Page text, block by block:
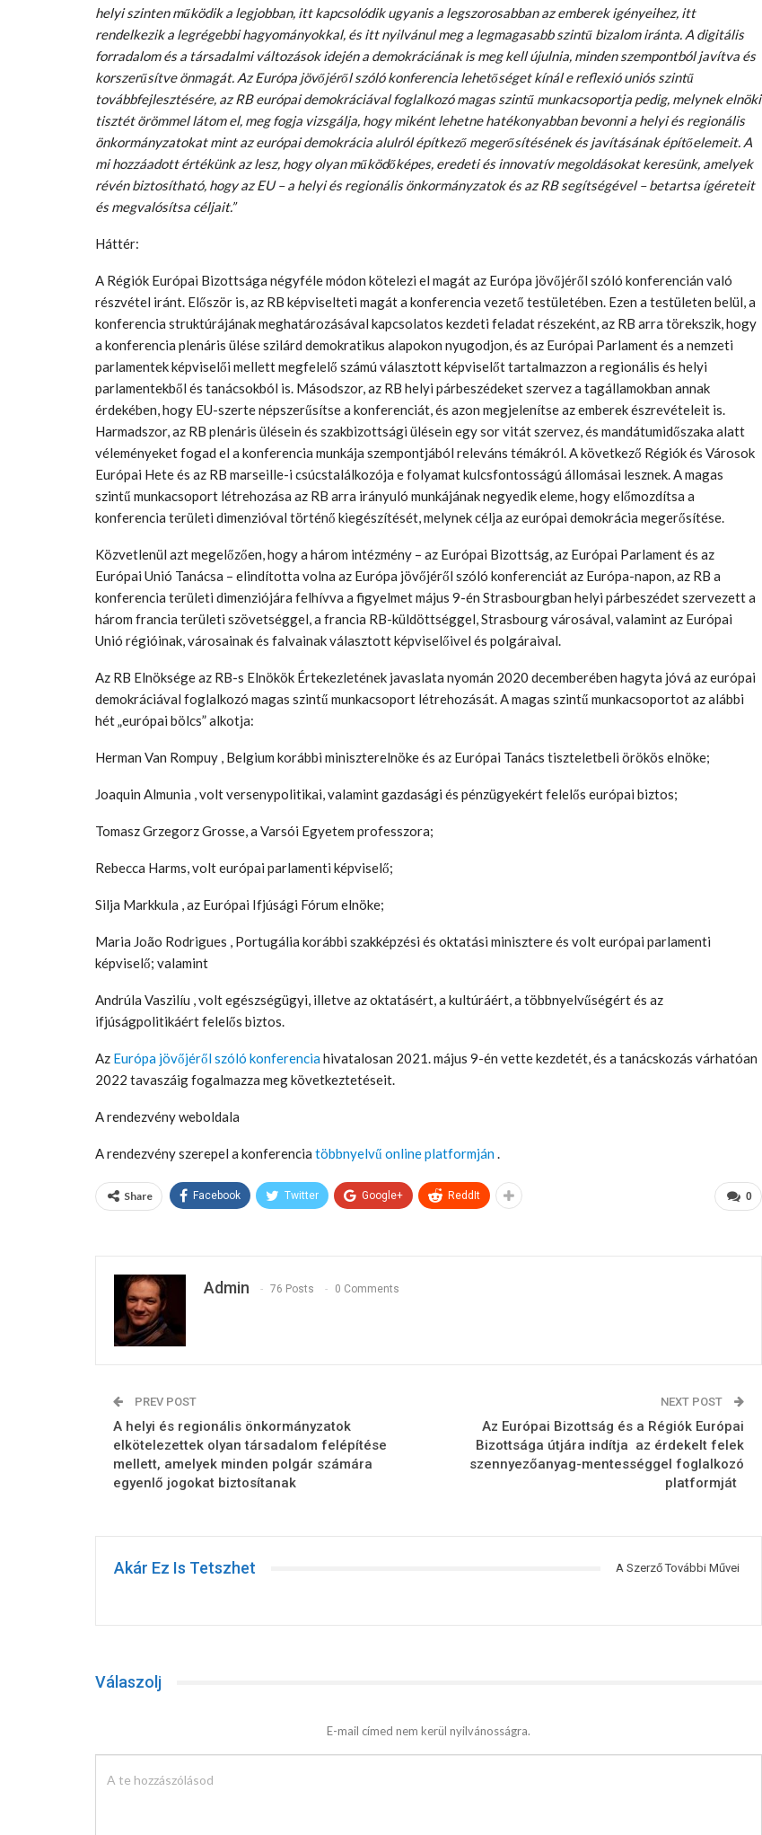
helyi szinten működik a legjobban, itt kapcsolódik ugyanis a legszorosabban az emberek igényeihez, itt
rendelkezik a legrégebbi hagyományokkal, és itt nyilvánul meg a legmagasabb szintű bizalom iránta. A digitális
forradalom és a társadalmi változások idején a demokráciának is meg kell újulnia, minden szempontból javítva és
korszerűsítve önmagát. Az Európa jövőjéről szóló konferencia lehetőséget kínál e reflexió uniós szintű
továbbfejlesztésére, az RB európai demokráciával foglalkozó magas szintű munkacsoportja pedig, melynek elnöki
tisztét örömmel látom el, meg fogja vizsgálja, hogy miként lehetne hatékonyabban bevonni a helyi és regionális
önkormányzatokat mint az európai demokrácia alulról építkező megerősítésének és javításának építőelemeit. A
mi hozzáadott értékünk az lesz, hogy olyan működőképes, eredeti és innovatív megoldásokat keresünk, amelyek
révén biztosítható, hogy az EU – a helyi és regionális önkormányzatok és az RB segítségével – betartsa ígéreteit
és megvalósítsa céljait.”
Háttér:
A Régiók Európai Bizottsága négyféle módon kötelezi el magát az Európa jövőjéről szóló konferencián való
részvétel iránt. Először is, az RB képviselteti magát a konferencia vezető testületében. Ezen a testületen belül, a
konferencia struktúrájának meghatározásával kapcsolatos kezdeti feladat részeként, az RB arra törekszik, hogy
a konferencia plenáris ülése szilárd demokratikus alapokon nyugodjon, és az Európai Parlament és a nemzeti
parlamentek képviselői mellett megfelelő számú választott képviselőt tartalmazzon a regionális és helyi
parlamentekből és tanácsokból is. Másodszor, az RB helyi párbeszédeket szervez a tagállamokban annak
érdekében, hogy EU-szerte népszerűsítse a konferenciát, és azon megjelenítse az emberek észrevételeit is.
Harmadszor, az RB plenáris ülésein és szakbizottsági ülésein egy sor vitát szervez, és mandátumidőszaka alatt
véleményeket fogad el a konferencia munkája szempontjából releváns témákról. A következő Régiók és Városok
Európai Hete és az RB marseille-i csúcstalálkozója e folyamat kulcsfontosságú állomásai lesznek. A magas
szintű munkacsoport létrehozása az RB arra irányuló munkájának negyedik eleme, hogy előmozdítsa a
konferencia területi dimenzióval történő kiegészítését, melynek célja az európai demokrácia megerősítése.
Közvetlenül azt megelőzően, hogy a három intézmény – az Európai Bizottság, az Európai Parlament és az
Európai Unió Tanácsa – elindította volna az Európa jövőjéről szóló konferenciát az Európa-napon, az RB a
konferencia területi dimenziójára felhívva a figyelmet május 9-én Strasbourgban helyi párbeszédet szervezett a
három francia területi szövetséggel, a francia RB-küldöttséggel, Strasbourg városával, valamint az Európai
Unió régióinak, városainak és falvainak választott képviselőivel és polgáraival.
Az RB Elnöksége az RB-s Elnökök Értekezletének javaslata nyomán 2020 decemberében hagyta jóvá az európai
demokráciával foglalkozó magas szintű munkacsoport létrehozását. A magas szintű munkacsoportot az alábbi
hét „európai bölcs” alkotja:
Herman Van Rompuy , Belgium korábbi miniszterelnöke és az Európai Tanács tiszteletbeli örökös elnöke;
Joaquin Almunia , volt versenypolitikai, valamint gazdasági és pénzügyekért felelős európai biztos;
Tomasz Grzegorz Grosse, a Varsói Egyetem professzora;
Rebecca Harms, volt európai parlamenti képviselő;
Silja Markkula , az Európai Ifjúsági Fórum elnöke;
Maria João Rodrigues , Portugália korábbi szakképzési és oktatási minisztere és volt európai parlamenti
képviselő; valamint
Andrúla Vaszilíu , volt egészségügyi, illetve az oktatásért, a kultúráért, a többnyelvűségért és az
ifjúságpolitikáért felelős biztos.
Az Európa jövőjéről szóló konferenciahivatalosan 2021. május 9-én vette kezdetét, és a tanácskozás várhatóan
2022 tavaszáig fogalmazza meg következtetéseit.
A rendezvény weboldala
A rendezvény szerepel a konferencia többnyelvű online platformján.
0
Share Facebook Twitter Google+ ReddIt
Admin 76 Posts 0 Comments
PREV POST
A helyi és regionális önkormányzatok
elkötelezettek olyan társadalom felépítése
mellett, amelyek minden polgár számára
egyenlő jogokat biztosítanak
NEXT POST
Az Európai Bizottság és a Régiók Európai
Bizottsága útjára indítja ‎ az érdekelt felek
szennyezőanyag-mentességgel foglalkozó
platformját
Akár Ez Is Tetszhet A Szerző További Művei
Válaszolj
E-mail címed nem kerül nyilvánosságra.